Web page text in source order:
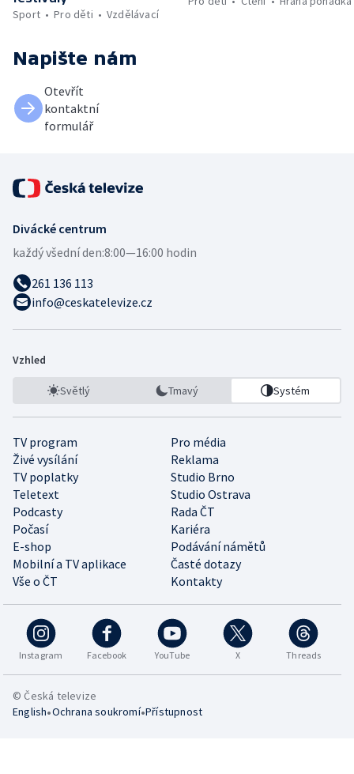
Sport
Pro děti Vzdělávací
Napište nám
Otevřít
kontaktní
formulář
Divácké centrum
každý všední den:8:00—16:00 hodin
261 136 113
info@ceskatelevize.cz
Vzhled
Světlý Tmavý Systém
TV program
Pro média
Živé vysílání
Reklama
TV poplatky
Studio Brno
Teletext
Studio Ostrava
Podcasty
Rada ČT
Počasí
Kariéra
E-shop
Podávání námětů
Mobilní a TV aplikace
Časté dotazy
Vše o ČT
Kontakty
Instagram Facebook YouTube X Threads
© Česká televize
English•Ochrana soukromí•Přístupnost